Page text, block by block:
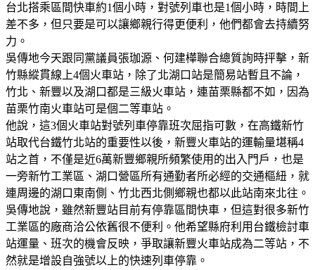
台北搭乘區間快車約1個小時，對號列車也是1個小時，時間上
差不多，但只要是可以讓鄉親行得更便利，他們都會去持續努
力。
吳傳地今天跟同黨議員張珈源、何建樺聯合總質詢時抨擊，新
竹縣縱貫線上4個火車站，除了北湖口站是簡易站暫且不論，
竹北、新豐以及湖口都是三級火車站，連苗栗縣都不如，因為
苗栗竹南火車站可是個二等車站。
他說，這3個火車站對號列車停靠班次屈指可數，在高鐵新竹
站取代台鐵竹北站的重要性以後，新豐火車站的運輸量堪稱4
站之首，不僅是近6萬新豐鄉親所頻繁使用的出入門戶，也是
一旁新竹工業區、湖口營區所有通勤者所必經的交通樞紐，就
連周邊的湖口東南側、竹北西北側鄉親也都以此站南來北往。
吳傳地說，雖然新豐站目前有停靠區間快車，但這對很多新竹
工業區的廠商洽公依舊很不便利。他希望縣府利用台鐵檢討車
站運量、班次的機會反映，爭取讓新豐火車站成為二等站，不
然就是增設自強號以上的快速列車停靠。